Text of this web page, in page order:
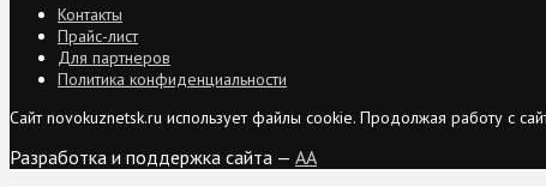
Контакты
Прайс-лист
Для партнеров
Политика конфиденциальности
Сайт novokuznetsk.ru использует файлы cookie. Продолжая работу с
Разработка и поддержка сайта — AA